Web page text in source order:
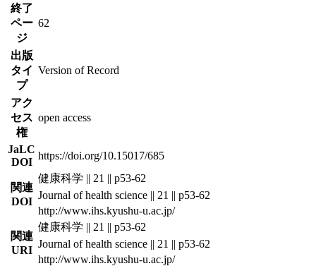
終了
ペー
ジ
62
出版
タイ
プ
Version of Record
アク
セス
権
open access
JaLC
DOI
https://doi.org/10.15017/685
関連
DOI
健康科学 || 21 || p53-62
Journal of health science || 21 || p53-62
http://www.ihs.kyushu-u.ac.jp/
関連
URI
健康科学 || 21 || p53-62
Journal of health science || 21 || p53-62
http://www.ihs.kyushu-u.ac.jp/